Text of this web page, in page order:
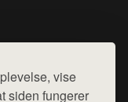
vise
siden fungerer